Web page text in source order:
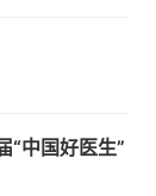
“中国好医生”